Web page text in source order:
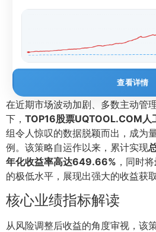
查看详情
在近期市场波动加剧、多数主动管
下， TOP16股票UQTOOL.COM人
组令人惊叹的数据脱颖而出，成为
例。该策略自运作以来，累计实现
年化收益率高达649.66% ，同时将
的极低水平，展现出强大的收益获
核心业绩指标解读
从风险调整后收益的角度审视，该